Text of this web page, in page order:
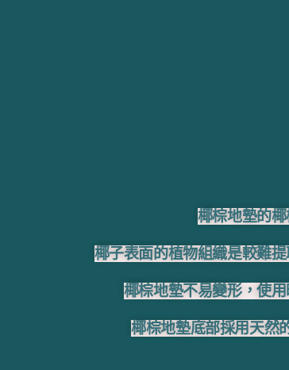
椰棕地墊的
椰子表面的植物組織是較難
椰棕地墊不易變形，使
椰棕地墊底部採用天然